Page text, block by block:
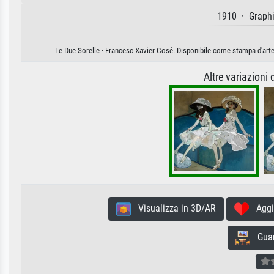
1910 ·
Le Due Sorelle · Francesc Xavier Gosé. Disponibile come stampa
Altre variazioni
Visualizza in 3D/AR